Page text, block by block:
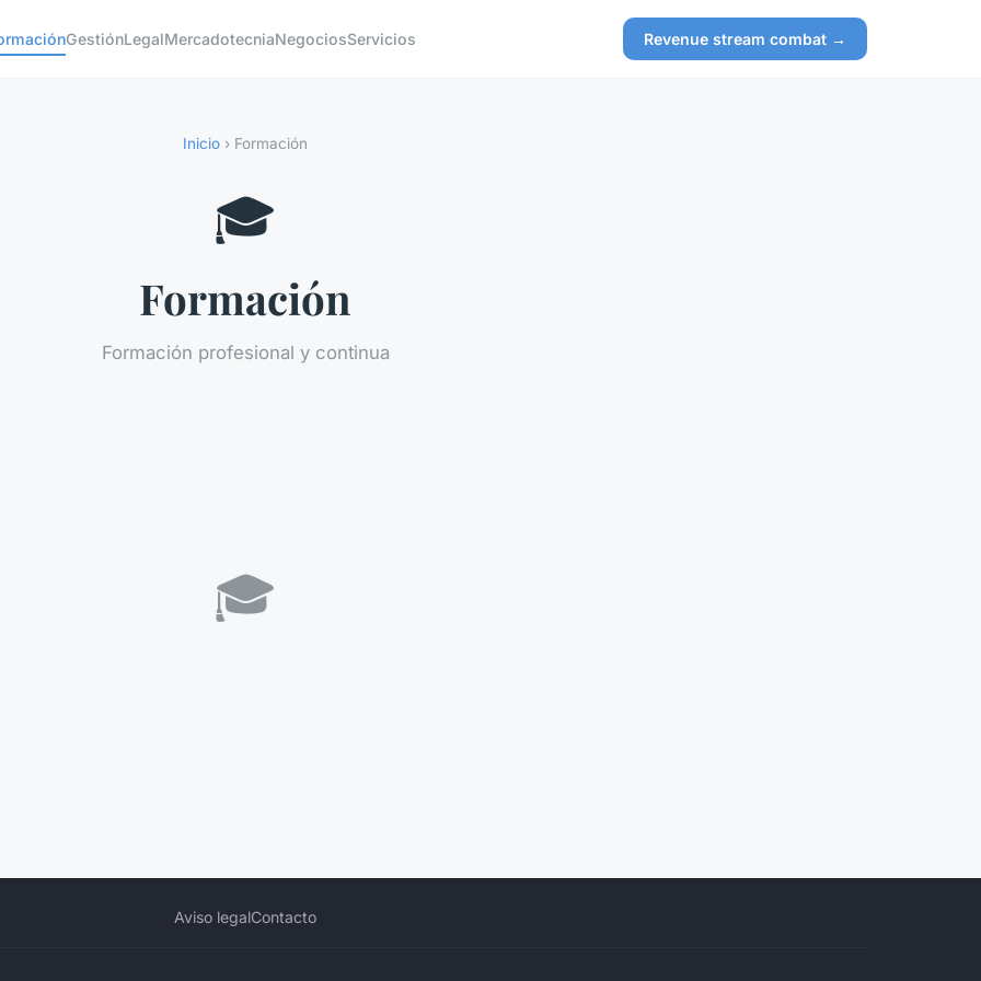
GestiónLegalMercadotecniaNegociosServicios Revenue stream combat →
Inicio › Formación
🎓
Formación
Formación profesional y continua
🎓
Aviso legalContacto